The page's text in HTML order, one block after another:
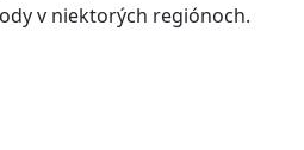
v niektorých regiónoch.